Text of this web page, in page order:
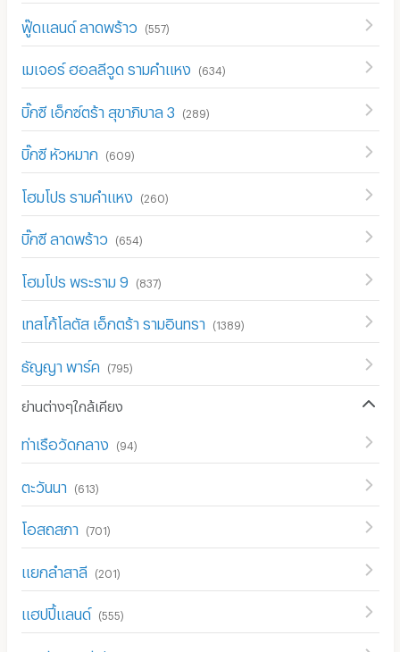
ฟู๊ดแลนด์ ลาดพร้าว (557)
เมเจอร์ ฮอลลีวูด รามคำแหง (634 )
บิ๊กซี เอ็กซ์ตร้า สุขาภิบาล 3 (289)
บิ๊กซี หัวหมาก (609)
โฮมโปร รามคำแหง (260)
บิ๊กซี ลาดพร้าว (654 )
โฮมโปร พระราม 9 (837)
เทสโก้โลตัส เอ็กตร้า รามอินทรา (1389)
ธัญญา พาร์ค (795)
ย่านต่างๆใกล้เคียง
ท่าเรือวัดกลาง (94 )
ตะวันนา (613)
โอสถสภา (701)
แยกลำสาลี (201)
แฮปปี้แลนด์ (555)